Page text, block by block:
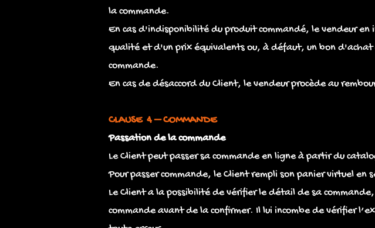
la commande.
En cas d'indisponibilité du produit commandé, le vendeur
qualité et d'un prix équivalents ou, à défaut, un bon
commande.
En cas de désaccord du Client, le vendeur procède au
CLAUSE 4 – COMMANDE
Passation de la commande
Le Client peut passer sa commande en ligne à partir du
Pour passer commande, le Client rempli son panier virtuel
Le Client a la possibilité de vérifier le détail de sa
commande avant de la confirmer. Il lui incombe de vérifier